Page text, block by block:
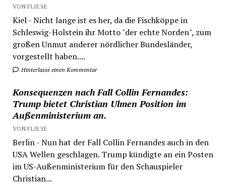
VON FLIESE
Kiel - Nicht lange ist es her, da die Fischköppe in
Schleswig-Holstein ihr Motto "der echte Norden", zum
großen Unmut anderer nördlicher Bundesländer,
vorgestellt haben....
Hinterlasse einen Kommentar
Konsequenzen nach Fall Collin Fernandes:
Trump bietet Christian Ulmen Position im
Außenministerium an.
VON FLIESE
Berlin - Nun hat der Fall Collin Fernandes auch in den
USA Wellen geschlagen. Trump kündigte an ein Posten
im US-Außenministerium für den Schauspieler
Christian...